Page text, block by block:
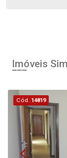
Imóveis
Cód. 14819